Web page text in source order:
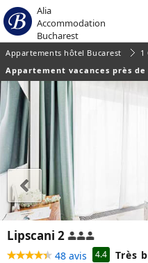
Alia
Accommodation
Bucharest
Appartements hôtel Bucarest
1
Appartement vacances près
Lipscani 2
48 avis 4.4
Très